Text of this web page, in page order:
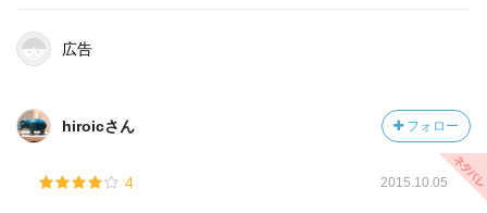
が、身ごもっていた赤ん坊は男子だったので殺されてしま
う。
から圧力をかけられていた泰衡は義経の家来である弁慶と
ともに殺してしまう（衣川の戦い）。が、その藤原氏さえ
も頼朝は攻め、泰衡は自分の郎徒に殺される。（藤原家の
広告
hiroicさん フォロー
4 2015.10.05